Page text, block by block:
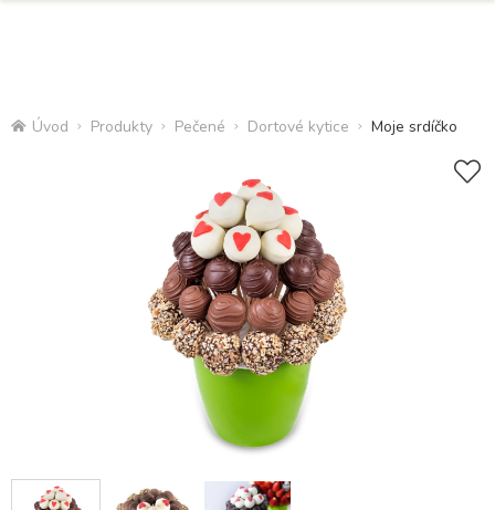
Úvod Produkty Pečené Dortové kytice Moje srdíčko